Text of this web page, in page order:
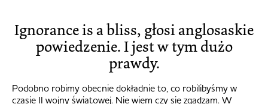
Ignorance is a bliss, głosi anglosaskie
powiedzenie. I jest w tym dużo
prawdy.
Podobno robimy obecnie dokładnie to, co robilibyśmy w
czasie II wojny światowej. Nie wiem czy się zgadzam. W